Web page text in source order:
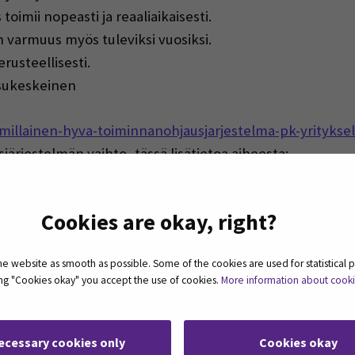
Cookies are okay, right?
website as smooth as possible. Some of the cookies are used for statistical
"Cookies okay" you accept the use of cookies. More information about
cookies only Cookies okay
nopeasti ja reaaliaikaisesti.
myös tuleviksi vuosiksi.
hyva-toiminnanohjausjarjestelma-pk-
vaihto, tässä lisätietoa aiheesta:
kuuluvat yritykset työllistävät yhteensä yli 900
koostuva toiminnanohjausjärjestelmä, joka